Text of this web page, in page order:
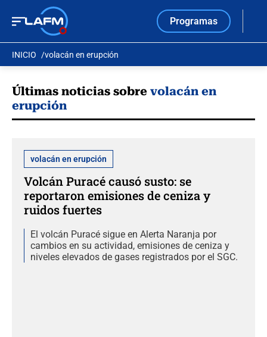
Programas
INICIO volacán en erupción
Últimas noticias sobre volacán en
erupción
volacán en erupción
Volcán Puracé causó susto: se
reportaron emisiones de ceniza y
ruidos fuertes
El volcán Puracé sigue en Alerta Naranja por
cambios en su actividad, emisiones de ceniza y
niveles elevados de gases registrados por el SGC.